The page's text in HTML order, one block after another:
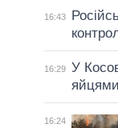
16:43
16:29 У
яйцями
16:24